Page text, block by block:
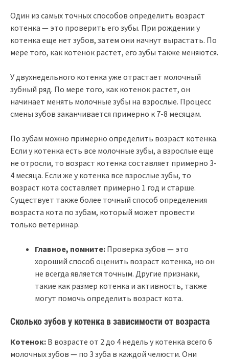
Один из самых точных способов определить возраст
котенка — это проверить его зубы. При рождении у
котенка еще нет зубов, затем они начнут вырастать. По
мере того, как котенок растет, его зубы также меняются.
У двухнедельного котенка уже отрастает молочный
зубный ряд. По мере того, как котенок растет, он
начинает менять молочные зубы на взрослые. Процесс
смены зубов заканчивается примерно к 7-8 месяцам.
По зубам можно примерно определить возраст котенка.
Если у котенка есть все молочные зубы, а взрослые еще
не отросли, то возраст котенка составляет примерно 3-
4 месяца. Если же у котенка все взрослые зубы, то
возраст кота составляет примерно 1 год и старше.
Существует также более точный способ определения
возраста кота по зубам, который может провести
только ветеринар.
Главное, помните: Проверка зубов — это
хороший способ оценить возраст котенка, но он
не всегда является точным. Другие признаки,
такие как размер котенка и активность, также
могут помочь определить возраст кота.
Сколько зубов у котенка в зависимости от возраста
Котенок: В возрасте от 2 до 4 недель у котенка всего 6
молочных зубов — по 3 зуба в каждой челюсти. Они